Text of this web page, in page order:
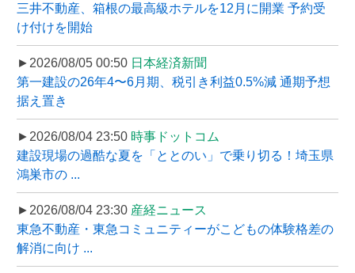
三井不動産、箱根の最高級ホテルを12月に開業 予約受
け付けを開始
►2026/08/05 00:50 日本経済新聞
第一建設の26年4〜6月期、税引き利益0.5%減 通期予想
据え置き
►2026/08/04 23:50 時事ドットコム
建設現場の過酷な夏を「ととのい」で乗り切る！埼玉県
鴻巣市の ...
►2026/08/04 23:30 産経ニュース
東急不動産・東急コミュニティーがこどもの体験格差の
解消に向け ...